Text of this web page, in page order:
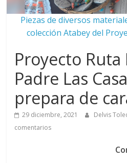
Piezas de diversos
colección Atabey del
Proyecto
Padre Las
prepara de
29 diciembre, 2021 Delvis
comentarios